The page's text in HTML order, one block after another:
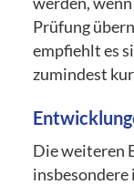
Prüfung
empfiehlt es
zumindest
Die weiteren
insbesondere